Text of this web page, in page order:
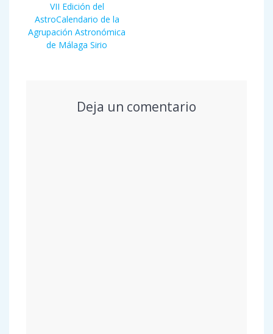
entradas
Entrada
anterior:
VII Edición del
AstroCalendario de la
Agrupación Astronómica
de Málaga Sirio
Deja un comentario